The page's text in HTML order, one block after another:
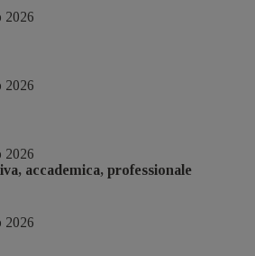
2026
2026
2026
accademica, professionale
2026